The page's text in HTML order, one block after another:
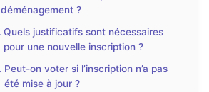
déménagement ?
Quels justificatifs sont nécessaires
pour une nouvelle inscription ?
Peut-on voter si l’inscription n’a pas
été mise à jour ?